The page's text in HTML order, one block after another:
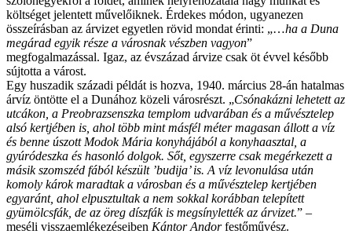
költséget jelentett művelőiknek. Érdekes módon, ugyanezen
összeírásban az árvizet egyetlen rövid mondat érinti: „…ha a Duna
megárad egyik része a városnak vészben vagyon”
megfogalmazással. Igaz, az évszázad árvize csak öt évvel később
sújtotta a várost.
Egy huszadik századi példát is hozva, 1940. március 28-án hatalmas
árvíz öntötte el a Dunához közeli városrészt. „Csónakázni lehetett az
utcákon, a Preobrazsenszka templom udvarában és a művésztelep
alsó kertjében is, ahol több mint másfél méter magasan állott a víz
és benne úszott Modok Mária konyhájából a konyhaasztal, a
gyúródeszka és hasonló dolgok. Sőt, egyszerre csak megérkezett a
másik szomszéd fából készült ’budija’ is. A víz levonulása után
komoly károk maradtak a városban és a művésztelep kertjében
egyaránt, ahol elpusztultak a nem sokkal korábban telepített
gyümölcsfák, de az öreg díszfák is megsínylették az árvizet.” –
meséli visszaemlékezéseiben Kántor Andorfestőművész.